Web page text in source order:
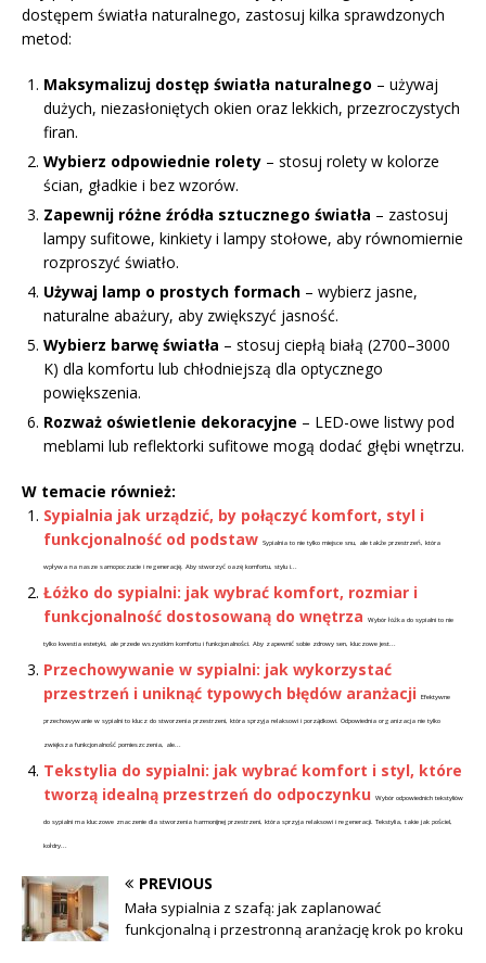
dostępem światła naturalnego, zastosuj kilka sprawdzonych
metod:
Maksymalizuj dostęp światła naturalnego – używaj
dużych, niezasłoniętych okien oraz lekkich, przezroczystych
firan.
Wybierz odpowiednie rolety – stosuj rolety w kolorze
ścian, gładkie i bez wzorów.
Zapewnij różne źródła sztucznego światła – zastosuj
lampy sufitowe, kinkiety i lampy stołowe, aby równomiernie
rozproszyć światło.
Używaj lamp o prostych formach – wybierz jasne,
naturalne abażury, aby zwiększyć jasność.
Wybierz barwę światła – stosuj ciepłą białą (2700–3000
K) dla komfortu lub chłodniejszą dla optycznego
powiększenia.
Rozważ oświetlenie dekoracyjne – LED-owe listwy pod
meblami lub reflektorki sufitowe mogą dodać głębi wnętrzu.
W temacie również:
Sypialnia jak urządzić, by połączyć komfort, styl i
funkcjonalność od podstaw Sypialnia to nie tylko miejsce snu, ale także przestrzeń, która
wpływa na nasze samopoczucie i regenerację. Aby stworzyć oazę komfortu, stylu i...
Łóżko do sypialni: jak wybrać komfort, rozmiar i
funkcjonalność dostosowaną do wnętrza
Wybór łóżka do sypialni to nie
tylko kwestia estetyki, ale przede wszystkim komfortu i funkcjonalności. Aby zapewnić sobie zdrowy sen, kluczowe jest...
Przechowywanie w sypialni: jak wykorzystać
przestrzeń i uniknąć typowych błędów aranżacji
Efektywne
przechowywanie w sypialni to klucz do stworzenia przestrzeni, która sprzyja relaksowi i porządkowi. Odpowiednia organizacja nie tylko
zwiększa funkcjonalność pomieszczenia, ale...
Tekstylia do sypialni: jak wybrać komfort i styl, które
tworzą idealną przestrzeń do odpoczynku
Wybór odpowiednich tekstyliów
do sypialni ma kluczowe znaczenie dla stworzenia harmonijnej przestrzeni, która sprzyja relaksowi i regeneracji. Tekstylia, takie jak pościel,
kołdry...
PREVIOUS
Mała sypialnia z szafą: jak zaplanować
funkcjonalną i przestronną aranżację krok po kroku